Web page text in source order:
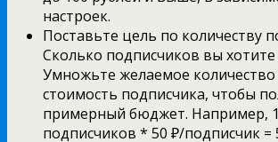
настроек.
Поставьте цель по количеству
Сколько подписчиков вы
Умножьте желаемое
стоимость подписчика, чтобы
примерный бюджет. Например,
подписчиков * 50 ₽/подписчик =